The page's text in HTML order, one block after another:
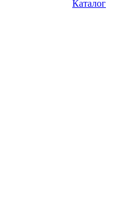
Каталог